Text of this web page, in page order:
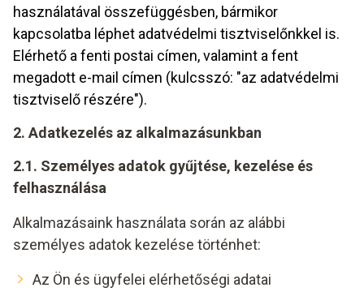
használatával összefüggésben, bármikor
kapcsolatba léphet adatvédelmi tisztviselőnkkel is.
Elérhető a fenti postai címen, valamint a fent
megadott e-mail címen (kulcsszó: "az adatvédelmi
tisztviselő részére").
2. Adatkezelés az alkalmazásunkban
2.1. Személyes adatok gyűjtése, kezelése és
felhasználása
Alkalmazásaink használata során az alábbi
személyes adatok kezelése történhet:
Az Ön és ügyfelei elérhetőségi adatai